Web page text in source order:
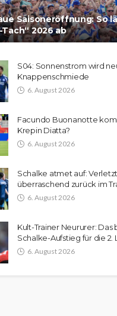
Saisoneröffnung: So
2026 ab
S04: Sonnenstrom wird
Knappenschmiede
6. August 2026
Facundo Buonanotte
Krepin Diatta?
6. August 2026
Schalke atmet auf:
überraschend zurück im
6. August 2026
Kult-Trainer Neururer:
Schalke-Aufstieg für die 2.
6. August 2026